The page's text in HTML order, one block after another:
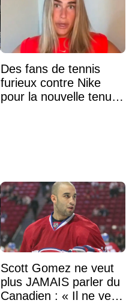
Des fans de tennis
furieux contre Nike
pour la nouvelle tenue
Scott Gomez ne veut
plus JAMAIS parler du
Canadien : « Il ne veut